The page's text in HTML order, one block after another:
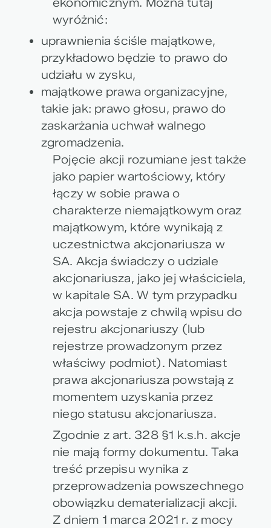
wyróżnić:
uprawnienia ściśle majątkowe,
przykładowo będzie to prawo do
udziału w zysku,
majątkowe prawa organizacyjne,
takie jak: prawo głosu, prawo do
zaskarżania uchwał walnego
zgromadzenia.
Pojęcie akcji rozumiane jest także
jako papier wartościowy, który
łączy w sobie prawa o
charakterze niemajątkowym oraz
majątkowym, które wynikają z
uczestnictwa akcjonariusza w
SA. Akcja świadczy o udziale
akcjonariusza, jako jej właściciela,
w kapitale SA. W tym przypadku
akcja powstaje z chwilą wpisu do
rejestru akcjonariuszy (lub
rejestrze prowadzonym przez
właściwy podmiot). Natomiast
prawa akcjonariusza powstają z
momentem uzyskania przez
niego statusu akcjonariusza.
Zgodnie z art. 328 §1 k.s.h. akcje
nie mają formy dokumentu. Taka
treść przepisu wynika z
przeprowadzenia powszechnego
obowiązku dematerializacji akcji.
Z dniem 1 marca 2021 r. z mocy